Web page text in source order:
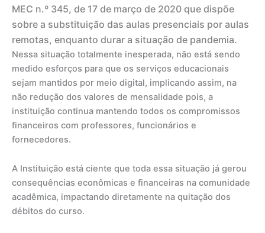
MEC n.º 345, de 17 de março de 2020 que dispõe
sobre a substituição das aulas presenciais por aulas
remotas, enquanto durar a situação de pandemia.
Nessa situação totalmente inesperada, não está sendo
medido esforços para que os serviços educacionais
sejam mantidos por meio digital, implicando assim, na
não redução dos valores de mensalidade pois, a
instituição continua mantendo todos os compromissos
financeiros com professores, funcionários e
fornecedores.
A Instituição está ciente que toda essa situação já gerou
consequências econômicas e financeiras na comunidade
acadêmica, impactando diretamente na quitação dos
débitos do curso.